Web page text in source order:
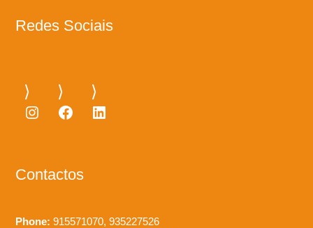
Redes Sociais
Instagram
Facebook
LinkedIn
Contactos
Phone: 915571070, 935227526